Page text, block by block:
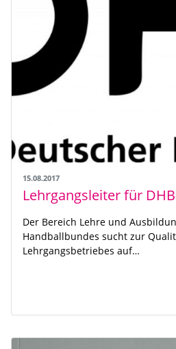
15.08.2017
Der Bereich Lehre und
Handballbundes sucht zur
Lehrgangsbetriebes auf…